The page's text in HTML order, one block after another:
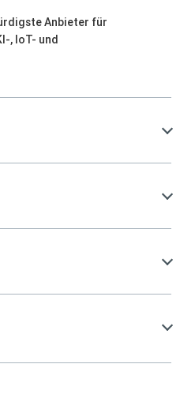
Anbieter für
, IoT- und